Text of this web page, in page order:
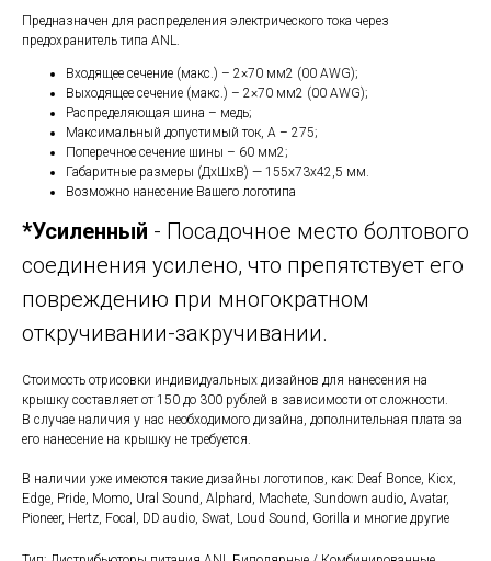
Предназначен для распределения электрического тока через
предохранитель типа ANL.
Входящее сечение (макс.) – 2×70 мм2 (00 AWG);
Выходящее сечение (макс.) – 2×70 мм2 (00 AWG);
Распределяющая шина – медь;
Максимальный допустимый ток, А – 275;
Поперечное сечение шины – 60 мм2;
Габаритные размеры (ДхШхВ) — 155х73х42,5 мм.
Возможно нанесение Вашего логотипа
*Усиленный - Посадочное место болтового
соединения усилено, что препятствует его
повреждению при многократном
откручивании-закручивании.
Стоимость отрисовки индивидуальных дизайнов для нанесения на
крышку составляет от 150 до 300 рублей в зависимости от сложности.
В случае наличия у нас необходимого дизайна, дополнительная плата за
его нанесение на крышку не требуется.
В наличии уже имеются такие дизайны логотипов, как: Deaf Bonce, Kicx,
Edge, Pride, Momo, Ural Sound, Alphard, Machete, Sundown audio, Avatar,
Pioneer, Hertz, Focal, DD audio, Swat, Loud Sound, Gorilla и многие другие